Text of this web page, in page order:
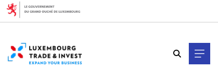
Cookies management panel